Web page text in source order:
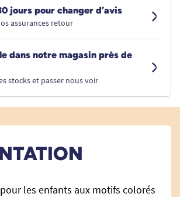
jours pour changer d’avis
assurances retour
dans notre magasin près de
stocks et passer nous voir
les enfants aux motifs colorés